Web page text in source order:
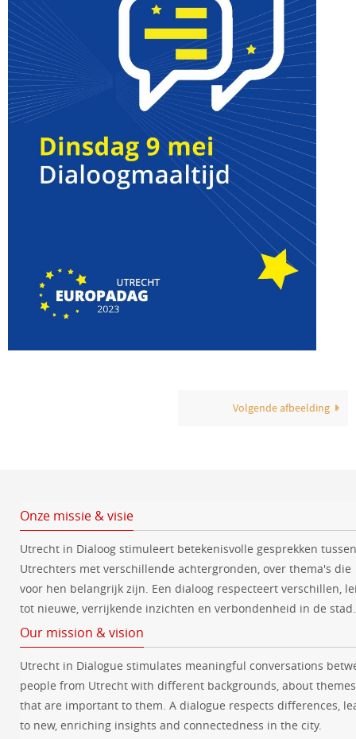
Volgende afbeelding
Onze missie & visie
Utrecht in Dialoog stimuleert betekenisvolle gesprekken tussen
Utrechters met verschillende achtergronden, over thema's die
voor hen belangrijk zijn. Een dialoog respecteert verschillen,
tot nieuwe, verrijkende inzichten en verbondenheid in de stad.
Our mission & vision
Utrecht in Dialogue stimulates meaningful conversations
people from Utrecht with different backgrounds, about themes
that are important to them. A dialogue respects differences,
to new, enriching insights and connectedness in the city.